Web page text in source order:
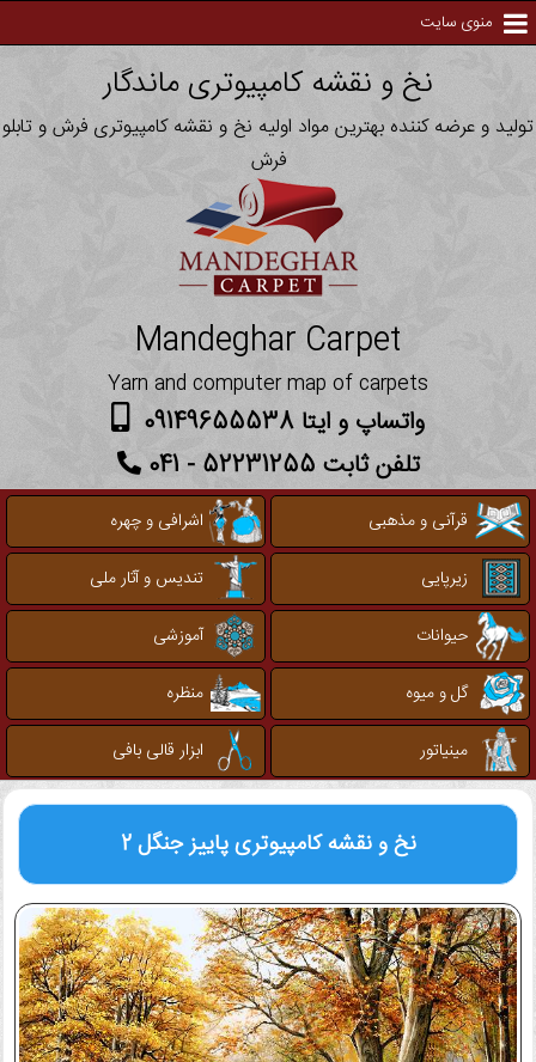
منوی سایت
نخ و نقشه کامپیوتری ماندگار
تولید و عرضه کننده بهترین مواد اولیه نخ و نقشه کامپیوتری فرش و تابلو
فرش
Mandeghar Carpet
Yarn and computer map of carpets
واتساپ و ایتا 09149655538
تلفن ثابت 52231255 - 041
قرآنی و مذهبی
اشرافی و چهره
زیرپایی
تندیس و آثار ملی
حیوانات
آموزشی
گل و میوه
منظره
مینیاتور
ابزار قالی بافی
نخ و نقشه کامپیوتریپاییز جنگل 2